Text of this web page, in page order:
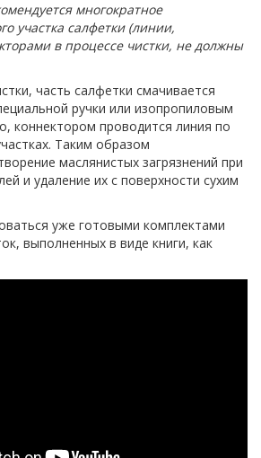
многократное
участка салфетки (линии,
в процессе чистки, не должны
часть салфетки смачивается
ручки или изопропиловым
коннектором проводится линия по
Таким образом
маслянистых загрязнений при
и удаление их с поверхности сухим
уже готовыми комплектами
выполненных в виде книги, как